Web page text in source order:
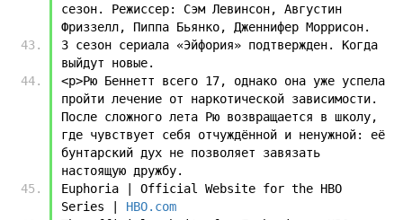
сезон. Режиссер: Сэм Левинсон, Августин
Фриззелл, Пиппа Бьянко, Дженнифер Моррисон.
3 сезон сериала «Эйфория» подтвержден. Когда
выйдут новые.
<p>Рю Беннетт всего 17, однако она уже успела
пройти лечение от наркотической зависимости.
После сложного лета Рю возвращается в школу,
где чувствует себя отчуждённой и ненужной: её
бунтарский дух не позволяет завязать
настоящую дружбу.
Euphoria | Official Website for the HBO
Series | HBO.com